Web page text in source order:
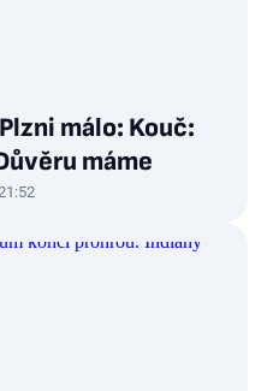
málo: Kouč:
máme